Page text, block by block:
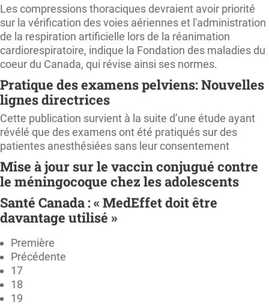
Les compressions thoraciques devraient avoir priorité
sur la vérification des voies aériennes et l'administration
de la respiration artificielle lors de la réanimation
cardiorespiratoire, indique la Fondation des maladies du
coeur du Canada, qui révise ainsi ses normes.
Pratique des examens pelviens: Nouvelles
lignes directrices
Cette publication survient à la suite d’une étude ayant
révélé que des examens ont été pratiqués sur des
patientes anesthésiées sans leur consentement
Mise à jour sur le vaccin conjugué contre
le méningocoque chez les adolescents
Santé Canada : « MedEffet doit être
davantage utilisé »
Première
Précédente
17
18
19